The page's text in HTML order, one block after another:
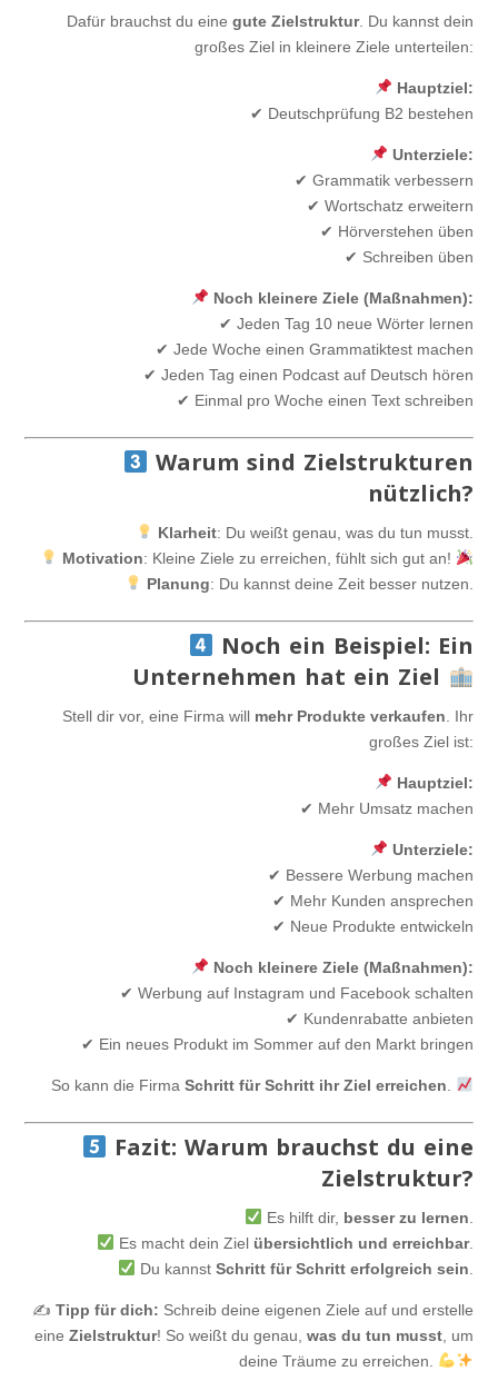
Dafür brauchst du eine gute Zielstruktur. Du kannst dein
großes Ziel in kleinere Ziele unterteilen:
Hauptziel:
✔ Deutschprüfung B2 bestehen
Unterziele:
✔ Grammatik verbessern
✔ Wortschatz erweitern
✔ Hörverstehen üben
✔ Schreiben üben
Noch kleinere Ziele (Maßnahmen):
✔ Jeden Tag 10 neue Wörter lernen
✔ Jede Woche einen Grammatiktest machen
✔ Jeden Tag einen Podcast auf Deutsch hören
✔ Einmal pro Woche einen Text schreiben
Warum sind Zielstrukturen
nützlich?
Klarheit: Du weißt genau, was du tun musst.
Motivation: Kleine Ziele zu erreichen, fühlt sich gut an!
Planung: Du kannst deine Zeit besser nutzen.
Noch ein Beispiel: Ein
Unternehmen hat ein Ziel
Stell dir vor, eine Firma will mehr Produkte verkaufen . Ihr
großes Ziel ist:
Hauptziel:
✔ Mehr Umsatz machen
Unterziele:
✔ Bessere Werbung machen
✔ Mehr Kunden ansprechen
✔ Neue Produkte entwickeln
Noch kleinere Ziele (Maßnahmen):
✔ Werbung auf Instagram und Facebook schalten
✔ Kundenrabatte anbieten
✔ Ein neues Produkt im Sommer auf den Markt bringen
So kann die FirmaSchritt für Schritt ihr Ziel erreichen
Fazit: Warum brauchst du eine
Zielstruktur?
Es hilft dir, besser zu lernen
Es macht dein Ziel übersichtlich und erreichbar.
Du kannst Schritt für Schritt erfolgreich sein
✍ Tipp für dich: Schreib deine eigenen Ziele auf und erstelle
eine Zielstruktur! So weißt du genau, was du tun musst , um
deine Träume zu erreichen.